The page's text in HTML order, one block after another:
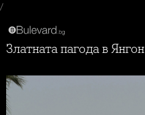
/
Златната пагода в Янгон